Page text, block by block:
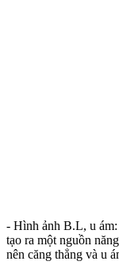
- Hình ảnh B.L, u
tạo ra một nguồn
nên căng thẳng và u